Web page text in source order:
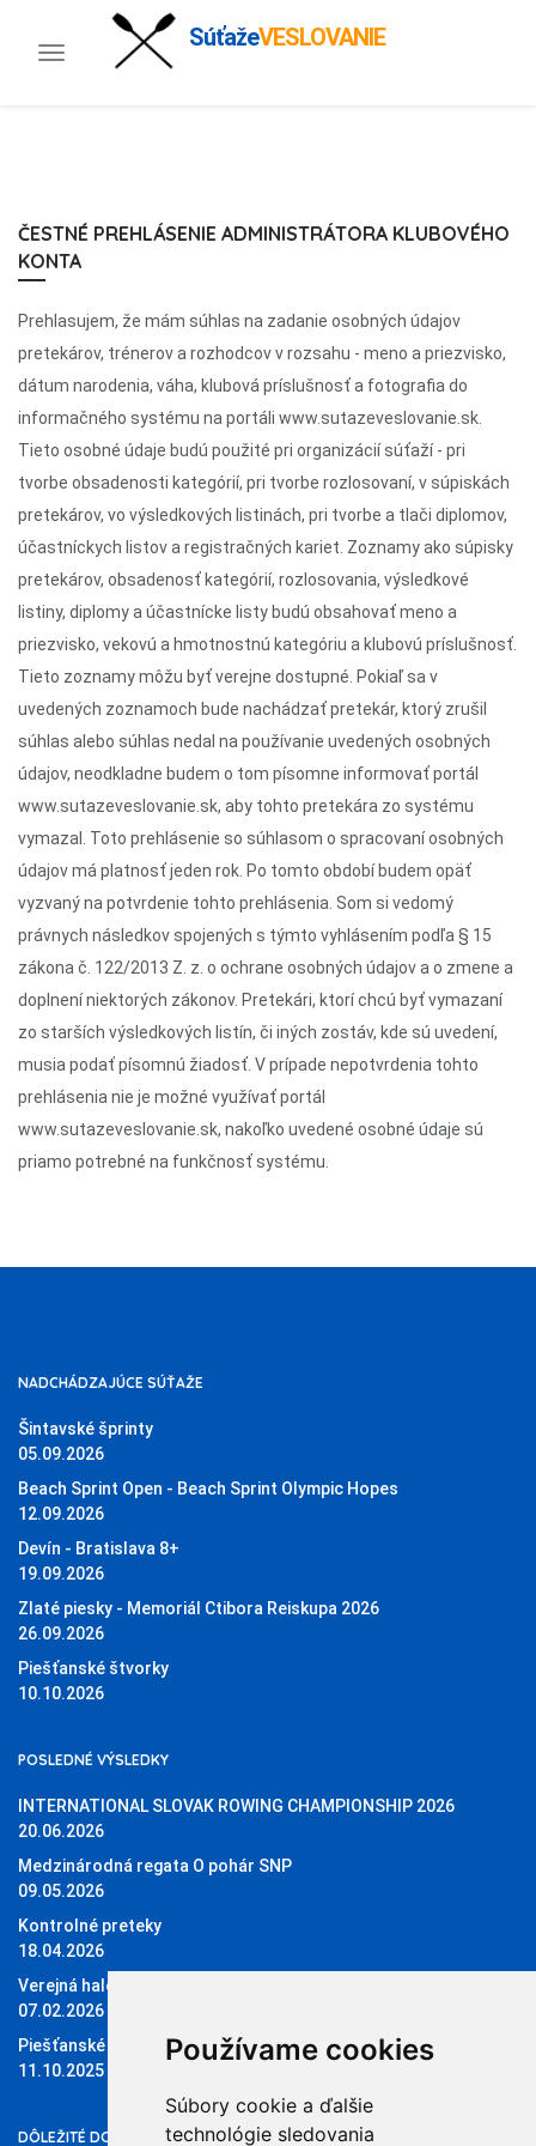
Používame cookies
Súbory cookie a ďalšie
technológie sledovania
Toggle
SúťažeVESLOVANIE
ČESTNÉ PREHLÁSENIE ADMINISTRÁTORA KLUBOVÉHO
KONTA
Prehlasujem, že mám súhlas na zadanie osobných údajov
pretekárov, trénerov a rozhodcov v rozsahu - meno a priezvisko,
dátum narodenia, váha, klubová príslušnosť a fotografia do
informačného systému na portáli www.sutazeveslovanie.sk.
Tieto osobné údaje budú použité pri organizácií súťaží - pri
tvorbe obsadenosti kategórií, pri tvorbe rozlosovaní, v súpiskách
pretekárov, vo výsledkových listinách, pri tvorbe a tlači diplomov,
účastníckych listov a registračných kariet. Zoznamy ako súpisky
pretekárov, obsadenosť kategórií, rozlosovania, výsledkové
listiny, diplomy a účastnícke listy budú obsahovať meno a
priezvisko, vekovú a hmotnostnú kategóriu a klubovú príslušnosť.
Tieto zoznamy môžu byť verejne dostupné. Pokiaľ sa v
uvedených zoznamoch bude nachádzať pretekár, ktorý zrušil
súhlas alebo súhlas nedal na používanie uvedených osobných
údajov, neodkladne budem o tom písomne informovať portál
www.sutazeveslovanie.sk, aby tohto pretekára zo systému
vymazal. Toto prehlásenie so súhlasom o spracovaní osobných
údajov má platnosť jeden rok. Po tomto období budem opäť
vyzvaný na potvrdenie tohto prehlásenia. Som si vedomý
právnych následkov spojených s týmto vyhlásením podľa § 15
zákona č. 122/2013 Z. z. o ochrane osobných údajov a o zmene a
doplnení niektorých zákonov. Pretekári, ktorí chcú byť vymazaní
zo starších výsledkových listín, či iných zostáv, kde sú uvedení,
musia podať písomnú žiadosť. V prípade nepotvrdenia tohto
prehlásenia nie je možné využívať portál
www.sutazeveslovanie.sk, nakoľko uvedené osobné údaje sú
priamo potrebné na funkčnosť systému.
NADCHÁDZAJÚCE SÚŤAŽE
Šintavské šprinty
05.09.2026
Beach Sprint Open - Beach Sprint Olympic Hopes
12.09.2026
Devín - Bratislava 8+
19.09.2026
Zlaté piesky - Memoriál Ctibora Reiskupa 2026
26.09.2026
Piešťanské štvorky
10.10.2026
POSLEDNÉ VÝSLEDKY
INTERNATIONAL SLOVAK ROWING CHAMPIONSHIP 2026
20.06.2026
Medzinárodná regata O pohár SNP
09.05.2026
Kontrolné preteky
18.04.2026
Verejná halová regata O pohár Sĺňavy
07.02.2026
Piešťanské štvorky 11.10.2025
11.10.2025
DÔLEŽITÉ DOKUMENTY